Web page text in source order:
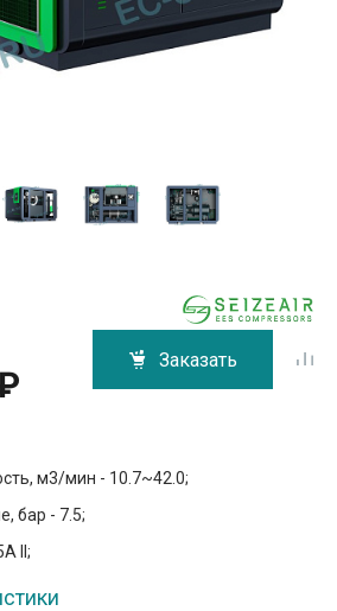
Заказать
м3/мин - 10.7~42.0;
бар - 7.5;
II;